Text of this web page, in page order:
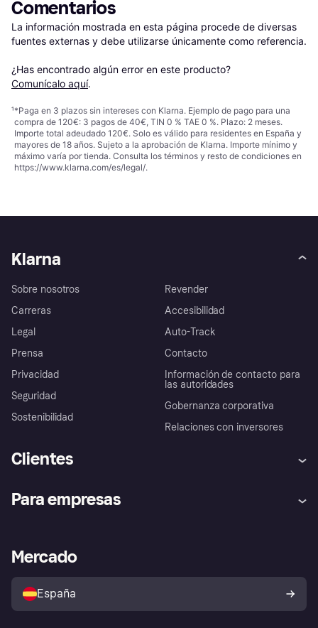
Comentarios
La información mostrada en esta página procede de diversas
fuentes externas y debe utilizarse únicamente como referencia.
¿Has encontrado algún error en este producto?
Comunícalo aquí.
¹*Paga en 3 plazos sin intereses con Klarna. Ejemplo de pago para una
compra de 120€: 3 pagos de 40€, TIN 0 % TAE 0 %. Plazo: 2 meses.
Importe total adeudado 120€. Solo es válido para residentes en España y
mayores de 18 años. Sujeto a la aprobación de Klarna. Importe mínimo y
máximo varía por tienda. Consulta los términos y resto de condiciones en
https://www.klarna.com/es/legal/.
Klarna
Sobre nosotros
Carreras
Legal
Prensa
Privacidad
Seguridad
Sostenibilidad
Revender
Accesibilidad
Auto-Track
Contacto
Información de contacto para
las autoridades
Gobernanza corporativa
Relaciones con inversores
Clientes
Inicio de sesión
Directorio de tiendas
Política de protección al
comprador de Klarna
Reclamaciones
Para empresas
Acceso empresas
Mercado
España